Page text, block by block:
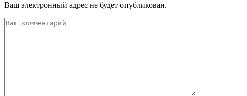
Ваш электронный адрес не будет опубликован.